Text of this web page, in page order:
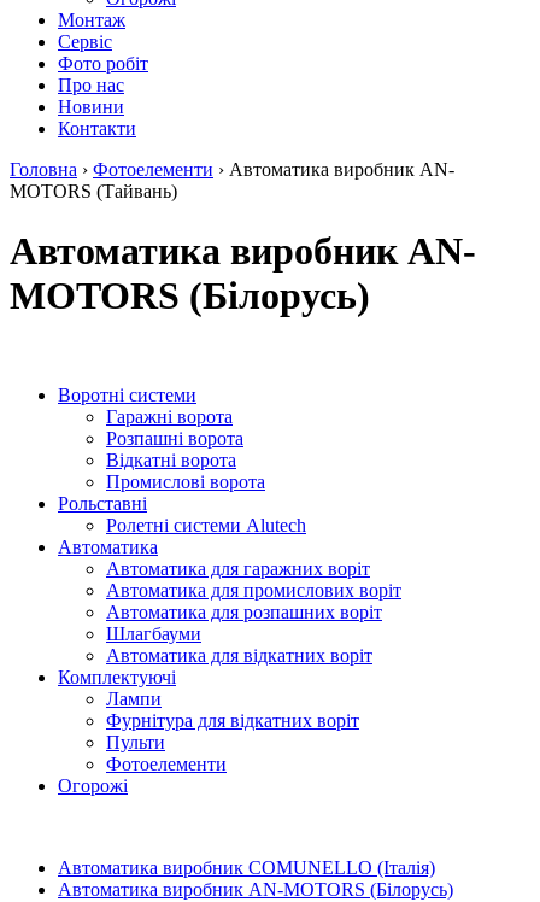
Монтаж
Сервіс
Фото робіт
Про нас
Новини
Контакти
Головна › Фотоелементи › Автоматика виробник AN-
MOTORS (Тайвань)
Автоматика виробник AN-
MOTORS (Білорусь)
Воротні системи
Гаражні ворота
Розпашні ворота
Відкатні ворота
Промислові ворота
Рольставні
Ролетні системи Alutech
Автоматика
Автоматика для гаражних воріт
Автоматика для промислових воріт
Автоматика для розпашних воріт
Шлагбауми
Автоматика для відкатних воріт
Комплектуючі
Лампи
Фурнітура для відкатних воріт
Пульти
Фотоелементи
Огорожі
Автоматика виробник COMUNELLO (Італія)
Автоматика виробник AN-MOTORS (Білорусь)